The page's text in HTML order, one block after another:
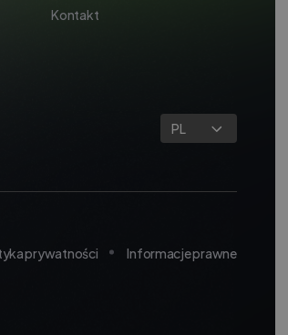
Kontakt
PL
prywatności Informacje prawne